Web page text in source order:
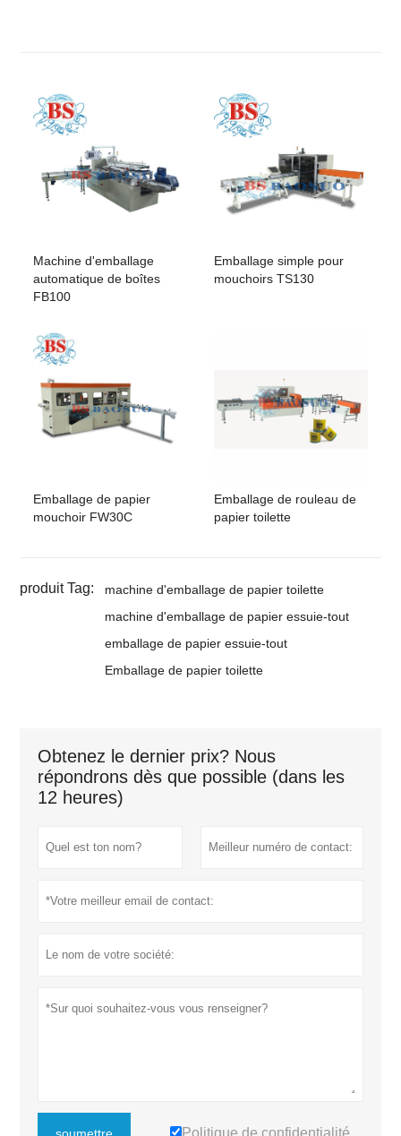
Machine d'emballage
automatique de boîtes
FB100
Emballage simple pour
mouchoirs TS130
Emballage de papier
mouchoir FW30C
Emballage de rouleau de
papier toilette
produit Tag:
machine d'emballage de papier toilette
machine d'emballage de papier essuie-tout
emballage de papier essuie-tout
Emballage de papier toilette
Obtenez le dernier prix? Nous
répondrons dès que possible (dans les
12 heures)